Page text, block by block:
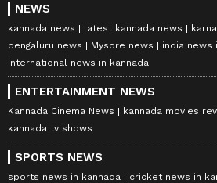
NEWS
kannada news latest kannada news
bengaluru news
Mysore news
india news
international news in kannada
ENTERTAINMENT NEWS
Kannada Cinema News kannada movies
kannada tv shows
SPORTS NEWS
sports news in kannada
cricket news in